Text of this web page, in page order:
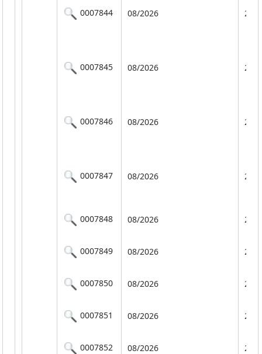
0007844 08/2026
0007845 08/2026
0007846 08/2026
0007847 08/2026
0007848 08/2026
0007849 08/2026
0007850 08/2026
0007851 08/2026
0007852 08/2026